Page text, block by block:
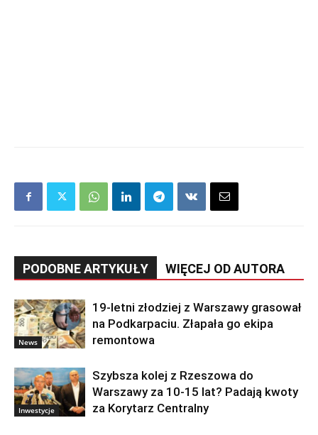
PODOBNE ARTYKUŁY WIĘCEJ OD AUTORA
News
19-letni złodziej z Warszawy grasował
na Podkarpaciu. Złapała go ekipa
remontowa
Inwestycje
Szybsza kolej z Rzeszowa do
Warszawy za 10-15 lat? Padają kwoty
za Korytarz Centralny